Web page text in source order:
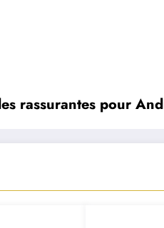
rassurantes pour